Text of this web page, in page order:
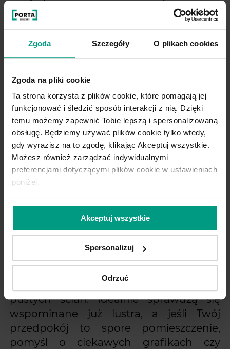
Zgoda Szczegóły O plikach cookies
Zgoda na pliki cookie
Ta strona korzysta z plików cookie, które pomagają jej
funkcjonować i śledzić sposób interakcji z nią. Dzięki
temu możemy zapewnić Tobie lepszą i spersonalizowaną
obsługę. Będziemy używać plików cookie tylko wtedy,
gdy wyrazisz na to zgodę, klikając Akceptuj wszystkie.
Możesz również zarządzać indywidualnymi
preferencjami dotyczącymi plików cookie w ustawieniach
poniżej.
Akceptuj wszystkie
Spersonalizuj
Odrzuć
jedynego wyposażenia przedpokoju.
Z powodzeniem możesz zaaranżować
wejściowych. Miejsca do
przechowywania w domu nigdy nie jest
za wiele, dlatego postaraj się sprytnie
wykorzystać każdą wolną przestrzeń. Im
lepiej to zaplanujesz, tym wygodniejsze
będzie przechowywanie ubrań, butów
czy przedmiotów codziennego użytku
dla całej rodziny.
Jeśli chcesz wprowadzić
przedpokoju, możesz zdecydować się
butami, na której zaaranżujesz wygodny,
ale i dekoracyjny schowek na klucze.
Pamiętaj również o zagospodarowaniu
pustych ścian. Idealnie sprawdzą się
wspominane już lustra, a jeśli Twój
przedpokój to spore pomieszczenie,
pomyśl o ciekawych grafikach czy